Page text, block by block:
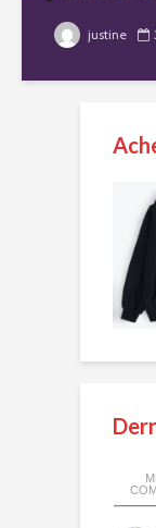
justine